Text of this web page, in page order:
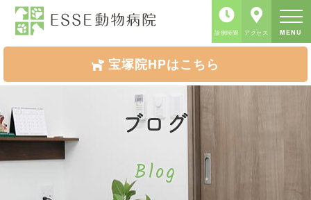
宝塚院HPはこちら
アクセス
診療時間 MENU
ブログ
Blog